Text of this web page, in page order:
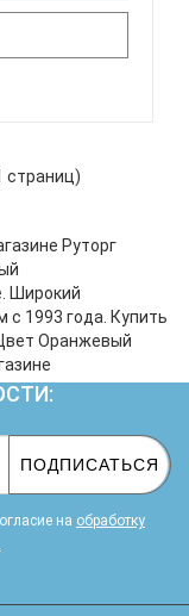
к частым
страниц)
Руторг
Широкий
1993 года. Купить
Оранжевый
ПОДПИСАТЬСЯ
на обработку